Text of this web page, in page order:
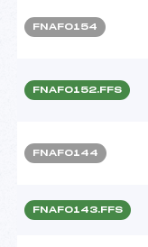
FNAF0154
FNAF0152.FFS
FNAF0144
FNAF0143.FFS